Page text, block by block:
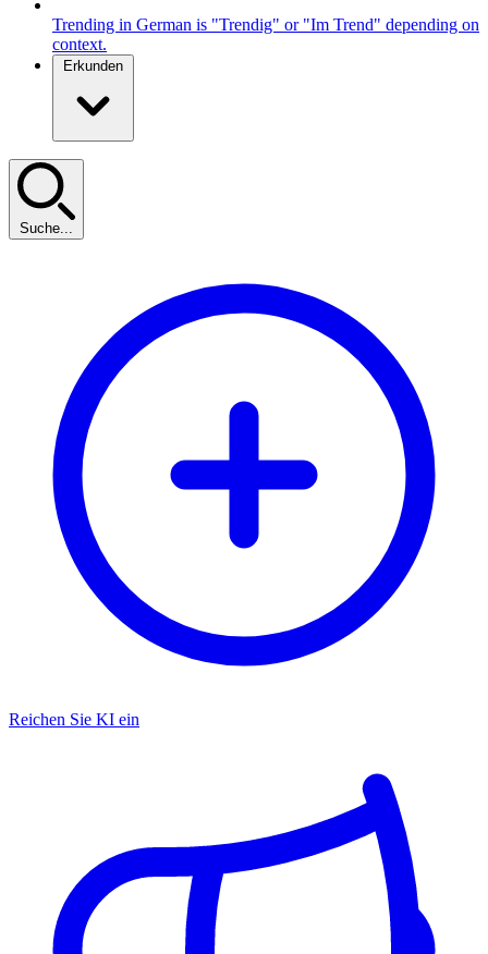
Trending in German is "Trendig" or "Im Trend" depending on
context.
Erkunden
Suche...
Reichen Sie KI ein